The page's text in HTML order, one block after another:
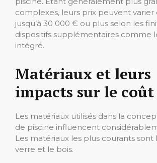
complexes, leurs prix peuvent varier
jusqu’à 30 000 € ou plus selon les
dispositifs supplémentaires comme
intégré.
Matériaux et leurs
impacts sur le coût
Les matériaux utilisés dans la
de piscine influencent
Les matériaux les plus courants sont
verre et le bois.